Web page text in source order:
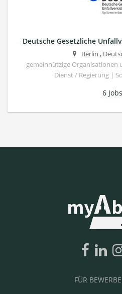
Deutsche Gesetzliche
Berlin ,
gemeinnützige Organisationen
Dienst / Regierung |
6 Jobs
FÜR